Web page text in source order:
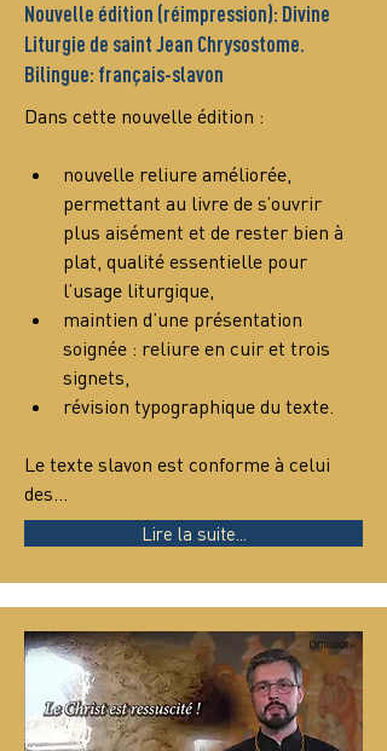
Nouvelle édition (réimpression): Divine
Liturgie de saint Jean Chrysostome.
Bilingue: français-slavon
Dans cette nouvelle édition :
nouvelle reliure améliorée,
permettant au livre de s’ouvrir
plus aisément et de rester bien à
plat, qualité essentielle pour
l’usage liturgique,
maintien d’une présentation
soignée : reliure en cuir et trois
signets,
révision typographique du texte.
Le texte slavon est conforme à celui
des…
Lire la suite...